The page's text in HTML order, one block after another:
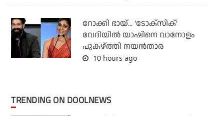
റോക്കി ഭായ്… ‘ടോക്സിക്’
വേദിയിൽ യാഷിനെ വാനോളം
പുകഴ്ത്തി നയൻതാര
10 hours ago
TRENDING ON DOOLNEWS